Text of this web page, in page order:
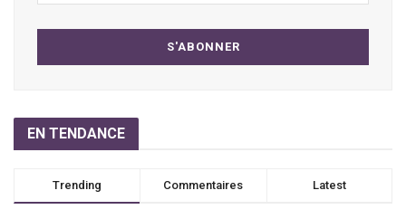
EN TENDANCE
Trending Commentaires Latest